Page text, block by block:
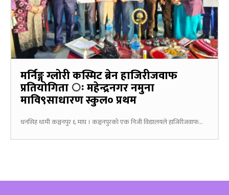
मर्निङ्ग ग्लोरी कस्मिट ब्रेन हाजिरीजवाफ
प्रतियोगिता ः महेन्द्रनगर नमुना
मावि९साधारण स्कुल० प्रथम
धनसिह धामी कञ्चनपुर ६ माघ । कञ्चनपुरको एक निजी विद्यालयले हाजिरीजवाफ...